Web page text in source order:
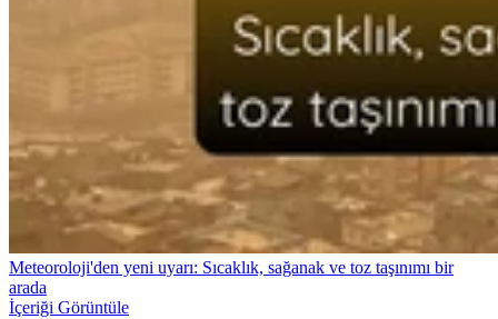
Meteoroloji'den yeni uyarı: Sıcaklık, sağanak ve toz taşınımı bir
arada
İçeriği Görüntüle